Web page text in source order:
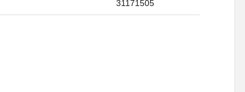
31171505